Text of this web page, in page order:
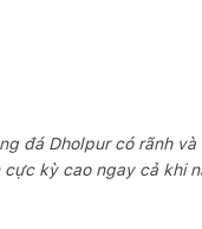
đá Dholpur có rãnh và
cực kỳ cao ngay cả khi